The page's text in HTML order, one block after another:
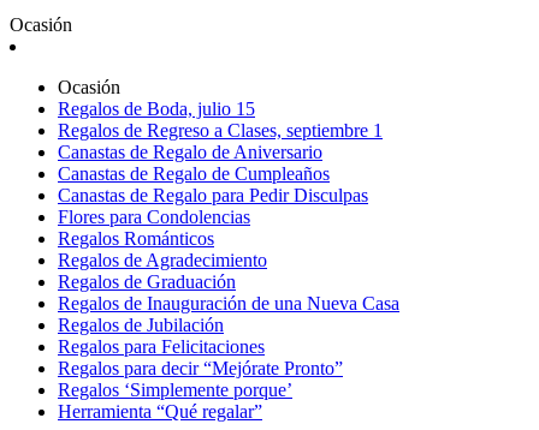
Ocasión
Ocasión
Regalos de Boda, julio 15
Regalos de Regreso a Clases, septiembre 1
Canastas de Regalo de Aniversario
Canastas de Regalo de Cumpleaños
Canastas de Regalo para Pedir Disculpas
Flores para Condolencias
Regalos Románticos
Regalos de Agradecimiento
Regalos de Graduación
Regalos de Inauguración de una Nueva Casa
Regalos de Jubilación
Regalos para Felicitaciones
Regalos para decir “Mejórate Pronto”
Regalos ‘Simplemente porque’
Herramienta “Qué regalar”